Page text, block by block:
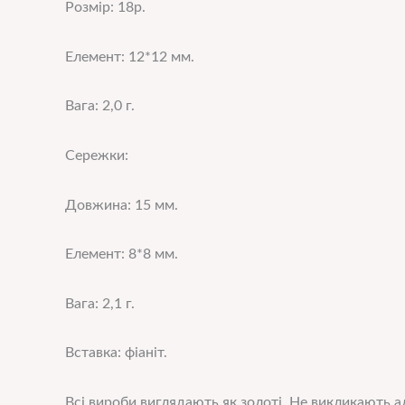
Розмір: 18р.
Елемент: 12*12 мм.
Вага: 2,0 г.
Сережки:
Довжина: 15 мм.
Елемент: 8*8 мм.
Вага: 2,1 г.
Вставка: фіаніт.